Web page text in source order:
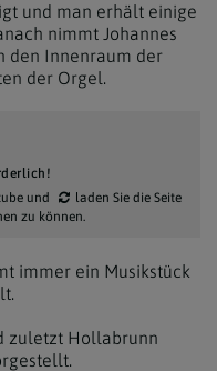
und man erhält einige
nimmt Johannes
den Innenraum der
der Orgel.
und
laden Sie die Seite
zu können.
immer ein Musikstück
zuletzt Hollabrunn